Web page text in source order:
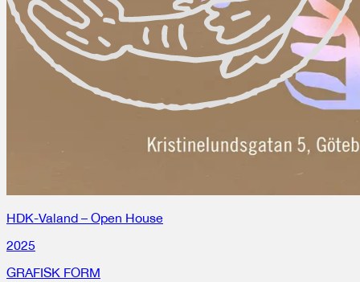
HDK-Valand – Open House
2025
GRAFISK FORM